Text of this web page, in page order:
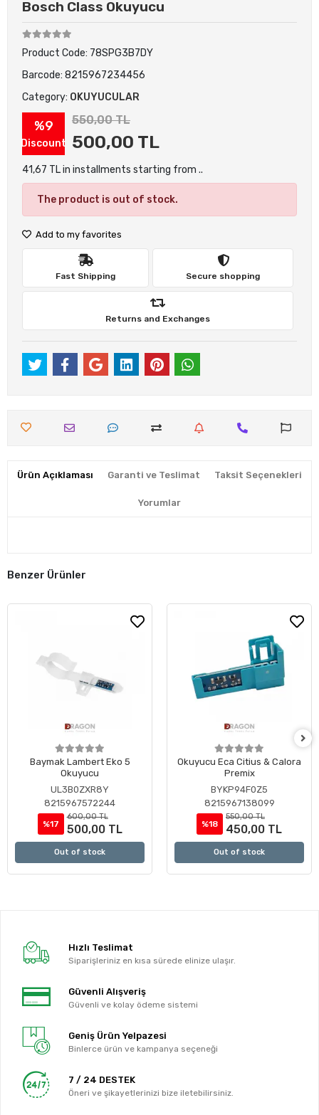
Bosch Class Okuyucu
Product Code: 78SPG3B7DY
Barcode: 8215967234456
Category: OKUYUCULAR
%9
Discount
550,00 TL
500,00 TL
41,67 TL in installments starting from ..
The product is out of stock.
Add to my favorites
Fast Shipping Secure shopping
Returns and Exchanges
Ürün Açıklaması Garanti ve Teslimat Taksit Seçenekleri
Yorumlar
Benzer Ürünler
Baymak Lambert Eko 5
Okuyucu
UL3B0ZXR8Y
8215967572244
%17
600,00 TL
500,00 TL
Out of stock
Okuyucu Eca Citius & Calora
Premix
BYKP94F0Z5
8215967138099
%18
550,00 TL
450,00 TL
Out of stock
Hızlı Teslimat
Siparişleriniz en kısa sürede elinize ulaşır.
Güvenli Alışveriş
Güvenli ve kolay ödeme sistemi
Geniş Ürün Yelpazesi
Binlerce ürün ve kampanya seçeneği
7 / 24 DESTEK
Öneri ve şikayetlerinizi bize iletebilirsiniz.